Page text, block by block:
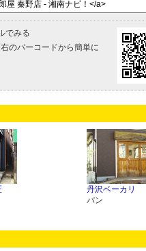
でみる
のバーコードから簡単に
丹沢ベーカリ
パン